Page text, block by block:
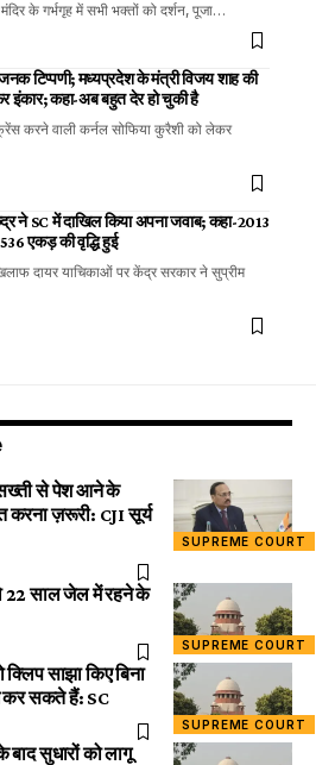
के गर्भगृह में सभी भक्तों को दर्शन, पूजा…
टिप्पणी; मध्यप्रदेश के मंत्री विजय शाह की
इंकार; कहा-अब बहुत देर हो चुकी है
करने वाली कर्नल सोफिया कुरैशी को लेकर
ने SC में दाखिल किया अपना जवाब; कहा-2013
एकड़ की वृद्धि हुई
दायर याचिकाओं पर केंद्र सरकार ने सुप्रीम
SUPREME COURT
से पेश आने के
करना ज़रूरी: CJI सूर्य
SUPREME COURT
22 साल जेल में रहने के
SUPREME COURT
साझा किए बिना
कर सकते हैं: SC
सुधारों को लागू